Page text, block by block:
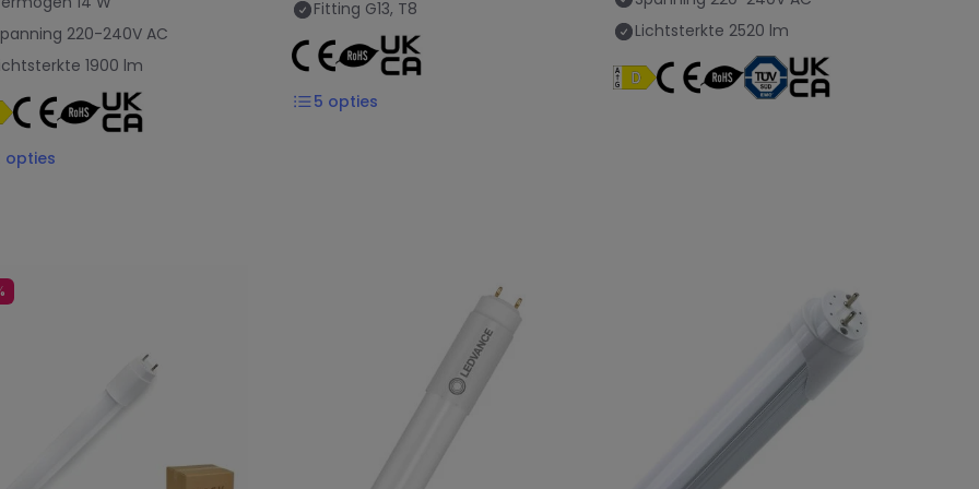
220-240V AC
1900 lm
opties
Fitting G13, T8
5 opties
Lichtsterkte 2520 lm